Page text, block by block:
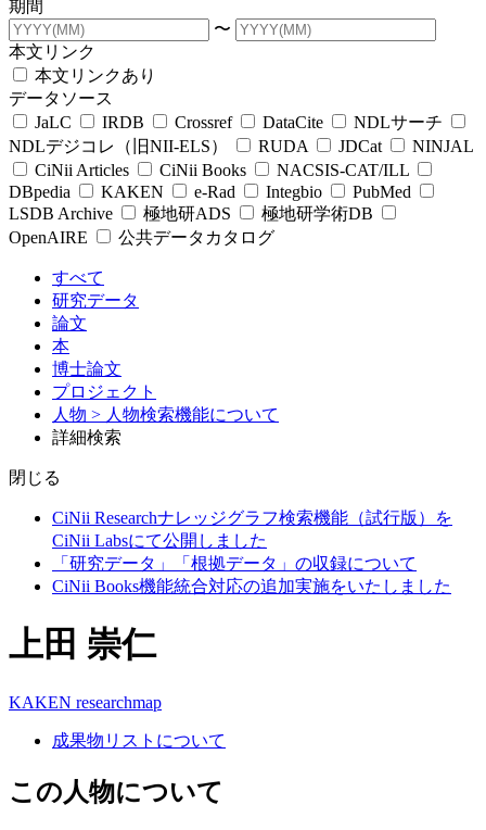
期間
〜
本文リンク
本文リンクあり
データソース
JaLC
IRDB Crossref DataCite
NDLサーチ
NDLデジコレ（旧NII-ELS）
RUDA JDCat
NINJAL
CiNii Articles
CiNii Books
NACSIS-CAT/ILL
DBpedia
KAKEN e-Rad Integbio
PubMed
LSDB Archive
極地研ADS
極地研学術DB
OpenAIRE
公共データカタログ
すべて
研究データ
論文
本
博士論文
プロジェクト
人物 > 人物検索機能について
詳細検索
閉じる
CiNii Researchナレッジグラフ検索機能（試行版）を
CiNii Labsにて公開しました
「研究データ」「根拠データ」の収録について
CiNii Books機能統合対応の追加実施をいたしました
上田 崇仁
KAKEN researchmap
成果物リストについて
この人物について